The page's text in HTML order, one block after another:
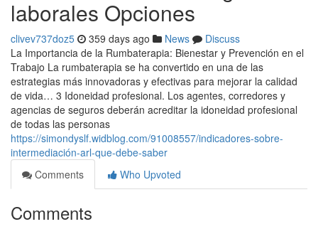
laborales Opciones
clivev737doz5 359 days ago News
Discuss
La Importancia de la Rumbaterapia: Bienestar y Prevención en el
Trabajo La rumbaterapia se ha convertido en una de las
estrategias más innovadoras y efectivas para mejorar la calidad
de vida… 3 Idoneidad profesional. Los agentes, corredores y
agencias de seguros deberán acreditar la idoneidad profesional
de todas las personas
https://simondyslf.widblog.com/91008557/indicadores-sobre-
intermediación-arl-que-debe-saber
Comments
Who Upvoted
Comments